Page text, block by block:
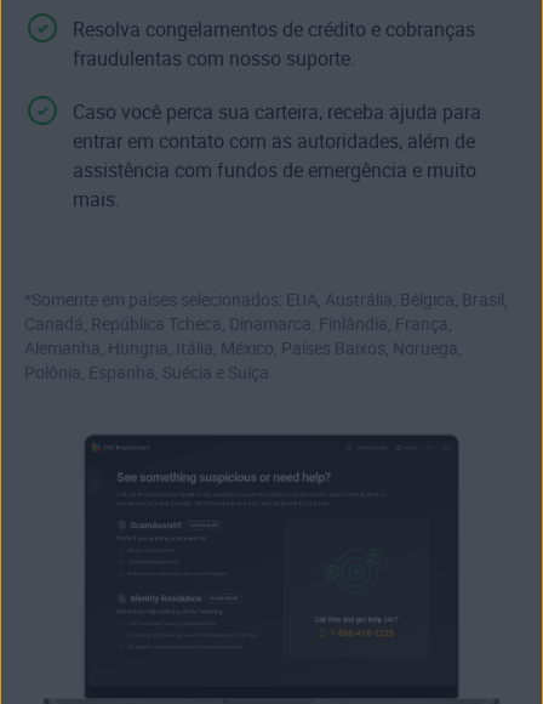
Resolva congelamentos de crédito e cobranças
fraudulentas com nosso suporte.
Caso você perca sua carteira, receba ajuda para
entrar em contato com as autoridades, além de
assistência com fundos de emergência e muito
mais.
*Somente em países selecionados: EUA, Austrália, Bélgica, Brasil,
Canadá, República Tcheca, Dinamarca, Finlândia, França,
Alemanha, Hungria, Itália, México, Países Baixos, Noruega,
Polônia, Espanha, Suécia e Suíça.